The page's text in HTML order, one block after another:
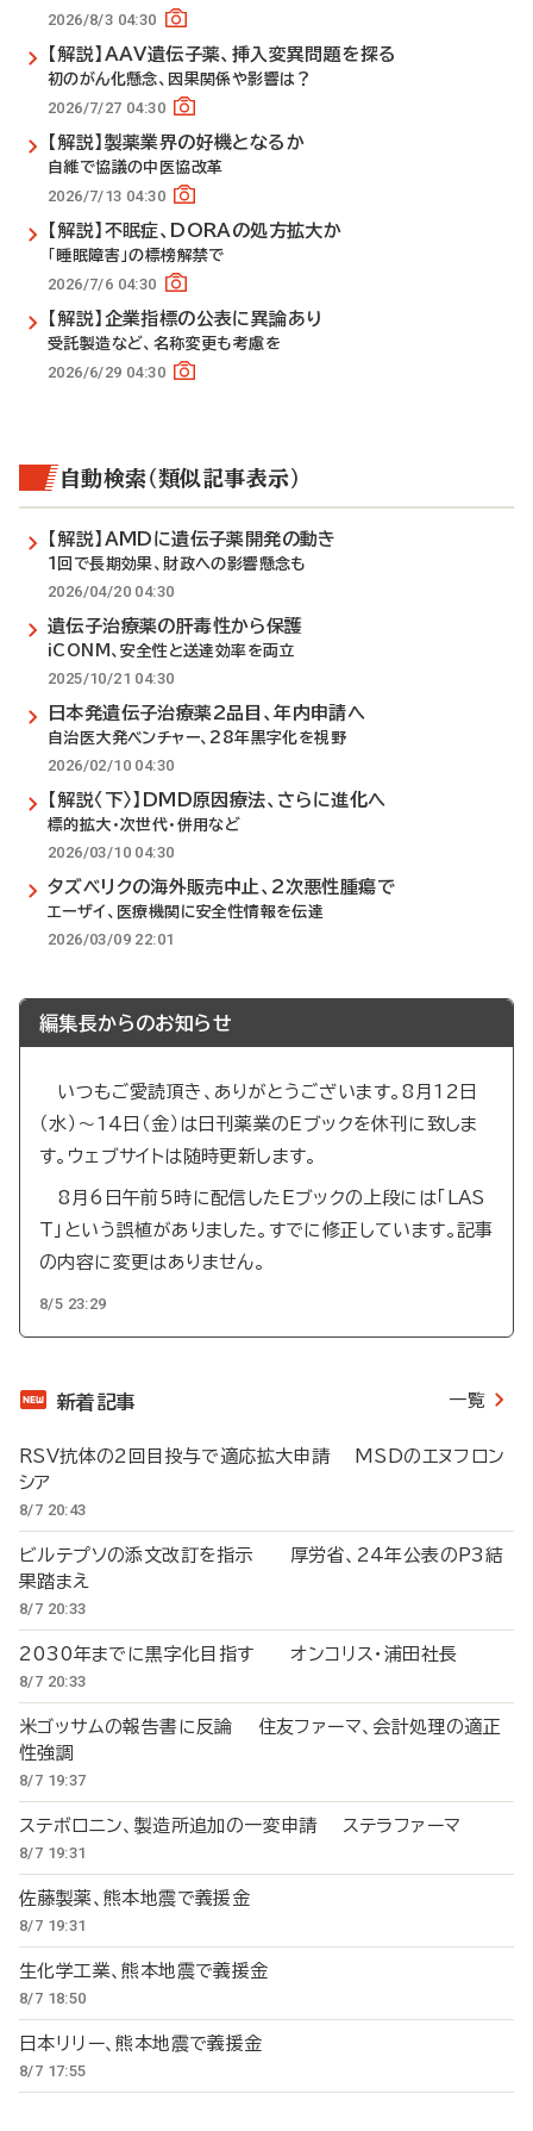
2026/8/3 04:30
【解説】AAV遺伝子薬、挿入変異問題を探る
初のがん化懸念、因果関係や影響は？
2026/7/27 04:30
【解説】製薬業界の好機となるか
自維で協議の中医協改革
2026/7/13 04:30
【解説】不眠症、DORAの処方拡大か
「睡眠障害」の標榜解禁で
2026/7/6 04:30
【解説】企業指標の公表に異論あり
受託製造など、名称変更も考慮を
2026/6/29 04:30
自動検索（類似記事表示）
【解説】AMDに遺伝子薬開発の動き
1回で長期効果、財政への影響懸念も
2026/04/20 04:30
遺伝子治療薬の肝毒性から保護
iCONM、安全性と送達効率を両立
2025/10/21 04:30
日本発遺伝子治療薬2品目、年内申請へ
自治医大発ベンチャー、28年黒字化を視野
2026/02/10 04:30
【解説〈下〉】DMD原因療法、さらに進化へ
標的拡大・次世代・併用など
2026/03/10 04:30
タズベリクの海外販売中止、2次悪性腫瘍で
エーザイ、医療機関に安全性情報を伝達
2026/03/09 22:01
編集長からのお知らせ
いつもご愛読頂き、ありがとうございます。8月12日
（水）～14日（金）は日刊薬業のEブックを休刊に致しま
す。ウェブサイトは随時更新します。
8月6日午前5時に配信したEブックの上段には「LAS
T」という誤植がありました。すでに修正しています。記事
の内容に変更はありません。
8/5 23:29
新着記事 一覧
RSV抗体の2回目投与で適応拡大申請 MSDのエヌフロン
シア
8/7 20:43
ビルテプソの添文改訂を指示 厚労省、24年公表のP3結
果踏まえ
8/7 20:33
2030年までに黒字化目指す オンコリス・浦田社長
8/7 20:33
米ゴッサムの報告書に反論 住友ファーマ、会計処理の適正
性強調
8/7 19:37
ステボロニン、製造所追加の一変申請 ステラファーマ
8/7 19:31
佐藤製薬、熊本地震で義援金
8/7 19:31
生化学工業、熊本地震で義援金
8/7 18:50
日本リリー、熊本地震で義援金
8/7 17:55